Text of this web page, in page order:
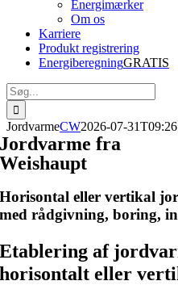
Energimærker
Om os
Karriere
Produkt registrering
EnergiberegningGRATIS
Søg
efter:
JordvarmeCW2026-07-
Jordvarme fra
Weishaupt
Horisontal eller vertikal
med rådgivning, boring,
Etablering af
horisontalt eller